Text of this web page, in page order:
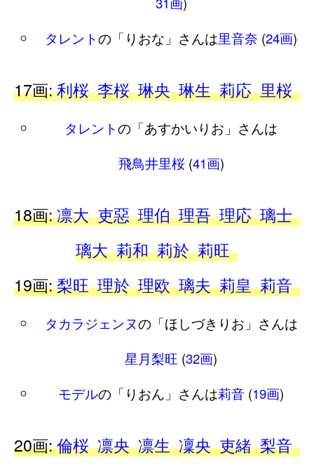
タレントの「りおな」さんは里音奈 (24画)
17画:利桜 李桜 琳央 琳生 莉応 里桜
タレントの「あすかいりお」さんは
飛鳥井里桜(41画)
18画:凛大 吏惡 理伯 理吾 理応 璃士
璃大 莉和 莉於 莉旺
19画:梨旺 理於 理欧 璃夫 莉皇 莉音
タカラジェンヌの「ほしづきりお」さんは
星月梨旺 (32画)
モデルの「りおん」さんは莉音 (19画)
20画:倫桜 凛央 凛生 凜央 吏緒 梨音